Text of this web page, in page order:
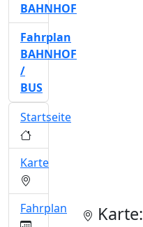
Karte:
BAHNHOF
Fahrplan
BAHNHOF
/
BUS
Startseite
Karte
Fahrplan